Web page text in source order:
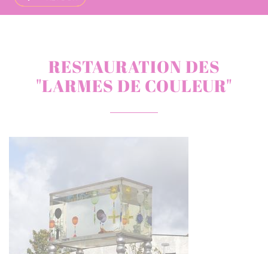
RESTAURATION DES
"LARMES DE COULEUR"